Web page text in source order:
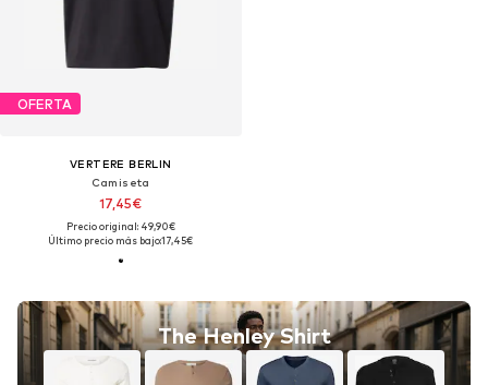
OFERTA
VERTERE BERLIN
Camiseta
17,45€
Precio original: 49,90€
Último precio más bajo:17,45€
The Henley Shirt